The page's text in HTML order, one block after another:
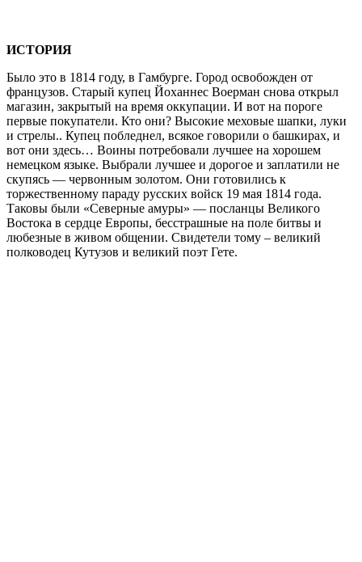
ИСТОРИЯ
Было это в 1814 году, в Гамбурге. Город освобожден от
французов. Старый купец Йоханнес Воерман снова открыл
магазин, закрытый на время оккупации. И вот на пороге
первые покупатели. Кто они? Высокие меховые шапки, луки
и стрелы.. Купец побледнел, всякое говорили о башкирах, и
вот они здесь… Воины потребовали лучшее на хорошем
немецком языке. Выбрали лучшее и дорогое и заплатили не
скупясь — червонным золотом. Они готовились к
торжественному параду русских войск 19 мая 1814 года.
Таковы были «Северные амуры» — посланцы Великого
Востока в сердце Европы, бесстрашные на поле битвы и
любезные в живом общении. Свидетели тому – великий
полководец Кутузов и великий поэт Гете.